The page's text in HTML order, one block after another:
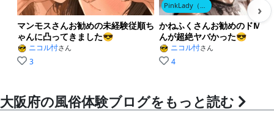
なんかそんな感じする～♡
というような会話
最初は黒ギャルちゃんを指名しようとしたんですけど
白でモチ肌、たまご肌です。
›
マンモスさんお勧めの未経験従順ち
ゃんに凸ってきました😎
ニコル忖さん
3
PinkLady（ピンクレディ)
かねふくさんお勧めのドMな
んが超絶ヤバかった😎
ニコル忖さん
4
大阪府の風俗体験ブログをもっと読む